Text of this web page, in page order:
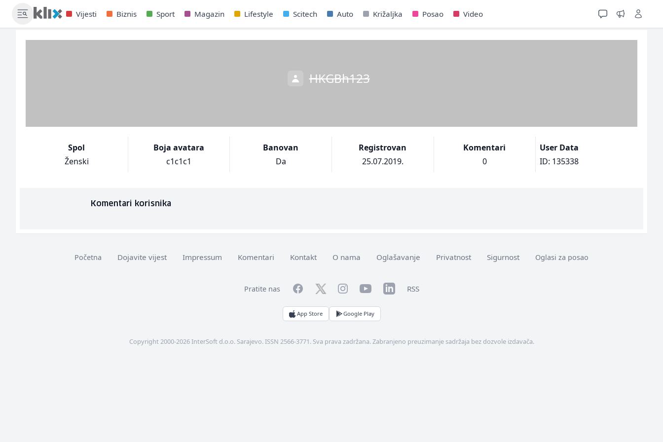
Vijesti Biznis Sport Magazin Lifestyle Scitech Auto Križaljka Posao Video
HKGBh123
Spol
Ženski
Boja avatara
c1c1c1
Banovan
Da
Registrovan
25.07.2019.
Komentari
0
User Data
ID: 135338
Komentari korisnika
Početna Dojavite vijest Impressum Komentari Kontakt O nama Oglašavanje Privatnost Sigurnost Oglasi za posao
Pratite nas FacebookTwitterInstagramYouTubeLinkedInRSS
App Store Google Play
Copyright 2000-2026 InterSoft d.o.o. Sarajevo. ISSN 2566-3771. Sva prava zadržana. Zabranjeno preuzimanje sadržaja bez dozvole izdavača.